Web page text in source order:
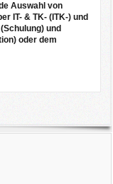
Auswahl von
IT- & TK- (ITK-) und
und
oder dem